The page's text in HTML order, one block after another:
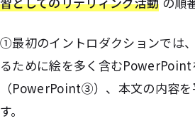
➀最初のイントロダクションでは
るために絵を多く含むPowerPoint
（PowerPoint③）、本文の内容
す。